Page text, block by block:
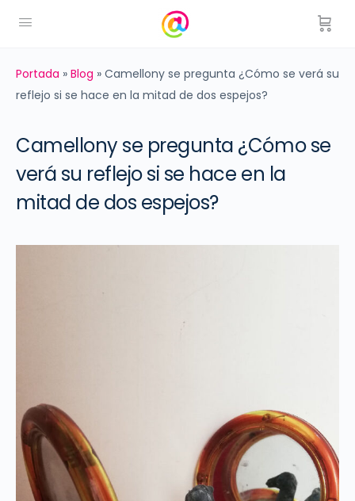
Portada » Blog » Camellony se pregunta ¿Cómo se verá su
reflejo si se hace en la mitad de dos espejos?
Camellony se pregunta ¿Cómo se
verá su reflejo si se hace en la
mitad de dos espejos?